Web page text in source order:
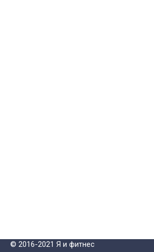
© 2016-2021 Я и фитнес